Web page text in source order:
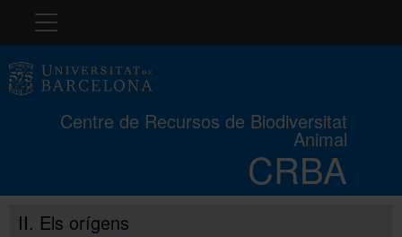
Navegació
Centre de Recursos de Biodiversitat
Animal
CRBA
II. Els orígens